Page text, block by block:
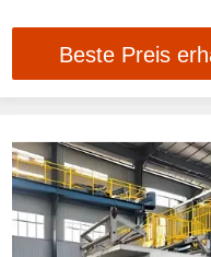
Beste Preis